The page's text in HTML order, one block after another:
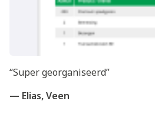
“Super georganiseerd”
— Elias, Veen